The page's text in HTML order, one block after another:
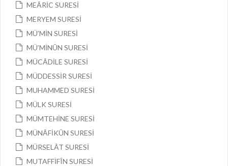
MEÂRİC SURESİ
MERYEM SURESİ
MÜ’MİN SURESİ
MÜ’MİNÛN SURESİ
MÜCÂDİLE SURESİ
MÜDDESSİR SURESİ
MUHAMMED SURESİ
MÜLK SURESİ
MÜMTEHİNE SURESİ
MÜNÂFİKÛN SURESİ
MÜRSELÂT SURESİ
MUTAFFİFÎN SURESİ